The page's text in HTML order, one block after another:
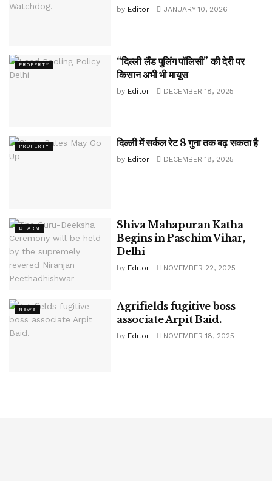
by Editor JANUARY 10, 2026
PROPERTY
“दिल्ली लैंड पुलिंग पॉलिसी” की देरी पर
किसान अभी भी मायूस
by Editor DECEMBER 18, 2025
PROPERTY दिल्ली में सर्कल रेट 8 गुना तक बढ़ सकता है
by Editor DECEMBER 18, 2025
DHARM
Shiva Mahapuran Katha
Begins in Paschim Vihar,
Delhi
by Editor NOVEMBER 22, 2025
NEWS
Agrifields fugitive boss
associate Arpit Baid.
by Editor NOVEMBER 18, 2025